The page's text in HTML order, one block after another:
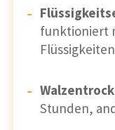
funktioniert
Flüssigkeiten
Stunden,